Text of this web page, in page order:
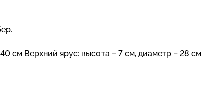
см Верхний ярус: высота – 7 см, диаметр – 28 см